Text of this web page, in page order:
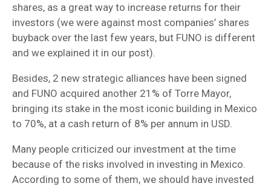
shares, as a great way to increase returns for their
investors (we were against most companies’ shares
buyback over the last few years, but FUNO is different
and we explained it in our post).
Besides, 2 new strategic alliances have been signed
and FUNO acquired another 21% of Torre Mayor,
bringing its stake in the most iconic building in Mexico
to 70%, at a cash return of 8% per annum in USD.
Many people criticized our investment at the time
because of the risks involved in investing in Mexico.
According to some of them, we should have invested